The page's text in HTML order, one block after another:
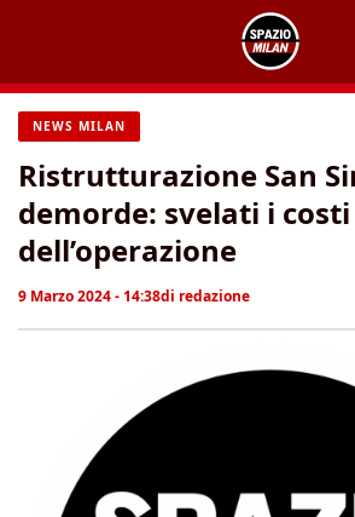
contenuto
NEWS MILAN
Ristrutturazione San
demorde: svelati i costi
dell’operazione
9 Marzo 2024 - 14:38di redazione